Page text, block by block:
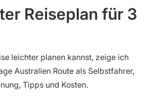
Reiseplan für 3
leichter planen kannst, zeige ich
Australien Route als Selbstfahrer,
Tipps und Kosten.